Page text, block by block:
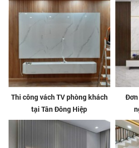
Thi công vách TV phòng khách
tại Tân Đông Hiệp